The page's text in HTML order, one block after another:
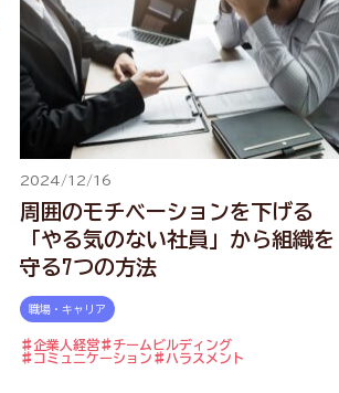
2024/12/16
周囲のモチベーションを下げる
「やる気のない社員」から組織を
守る7つの方法
職場・キャリア
企業人経営
チームビルディング
コミュニケーション
ハラスメント